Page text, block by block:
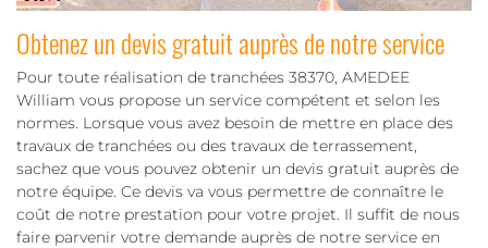
Obtenez un devis gratuit auprès de notre service
Pour toute réalisation de tranchées 38370, AMEDEE
William vous propose un service compétent et selon les
normes. Lorsque vous avez besoin de mettre en place des
travaux de tranchées ou des travaux de terrassement,
sachez que vous pouvez obtenir un devis gratuit auprès de
notre équipe. Ce devis va vous permettre de connaître le
coût de notre prestation pour votre projet. Il suffit de nous
faire parvenir votre demande auprès de notre service en